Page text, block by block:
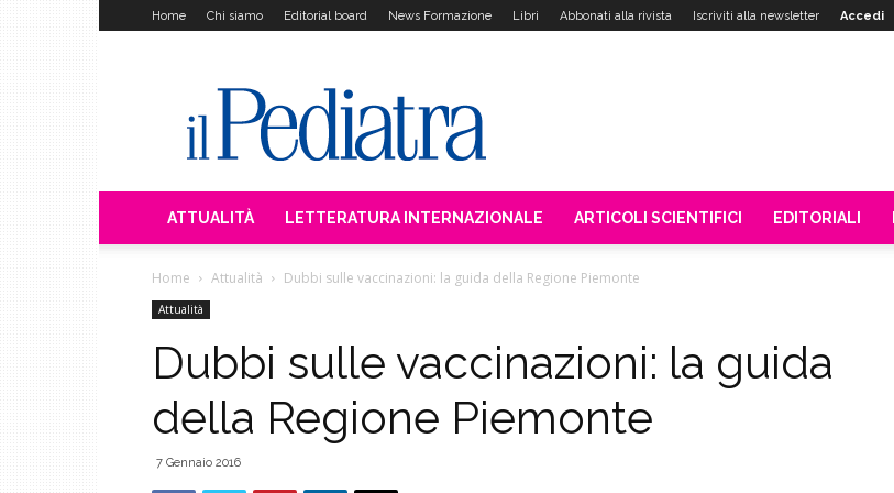
Home Chi siamo Editorial board News Formazione Libri Abbonati alla rivista Iscriviti alla newsletter Accedi
Pediatra
ATTUALITÀ LETTERATURA INTERNAZIONALE ARTICOLI SCIENTIFICI EDITORIALI
Home Attualità Dubbi sulle vaccinazioni: la guida della Regione Piemonte
Attualità
Dubbi sulle vaccinazioni: la guida
della Regione Piemonte
7 Gennaio 2016